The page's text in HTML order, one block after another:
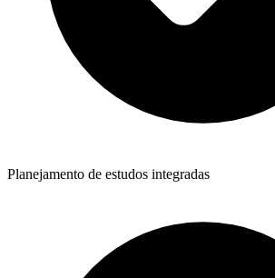
Planejamento de estudos integradas